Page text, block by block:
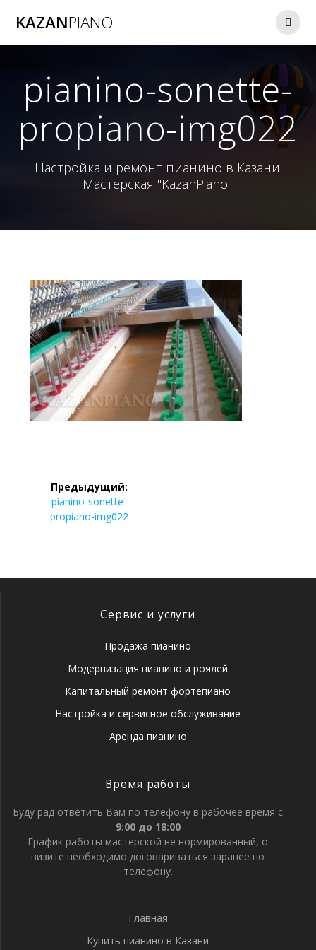
KAZANPIANO
pianino-sonette-
propiano-img022
Настройка и ремонт пианино в Казани.
Мастерская "KazanPiano".
Навигация
Предыдущий:
Предыдущая
запись:
pianino-sonette-
propiano-img022
Сервис и услуги
Продажа пианино
Модернизация пианино и роялей
Капитальный ремонт фортепиано
Настройка и сервисное обслуживание
Аренда пианино
Время работы
Буду рад ответить Вам по телефону в рабочее время с
9:00 до 18:00
График работы мастерской не нормированный, о
визите необходимо договариваться заранее по
телефону.
Главная
Купить пианино в Казани